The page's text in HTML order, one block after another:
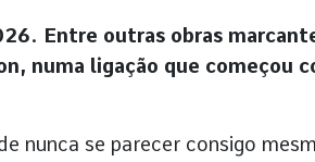
Entre outras obras
numa ligação que começou
nunca se parecer consigo